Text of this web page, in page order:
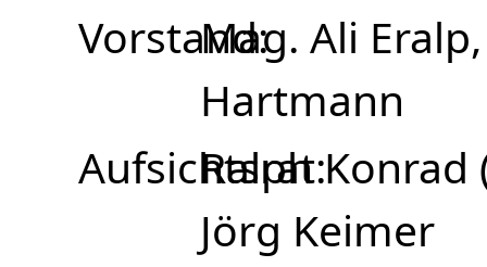
VorstandMag. Ali
Hartmann
AufsichtsratRalph Konrad
Jörg Keimer